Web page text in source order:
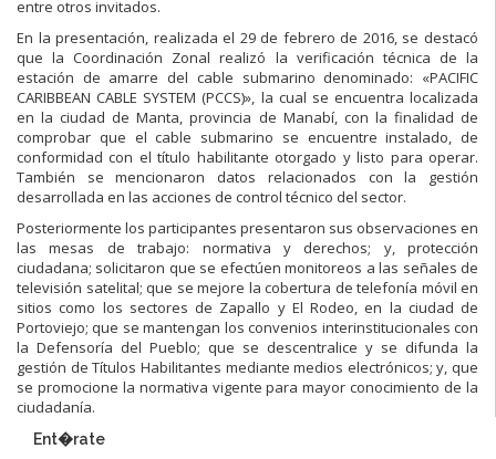
entre otros invitados.
En la presentación, realizada el 29 de febrero de 2016, se destacó
que la Coordinación Zonal realizó la verificación técnica de la
estación de amarre del cable submarino denominado: «PACIFIC
CARIBBEAN CABLE SYSTEM (PCCS)», la cual se encuentra localizada
en la ciudad de Manta, provincia de Manabí, con la finalidad de
comprobar que el cable submarino se encuentre instalado, de
conformidad con el título habilitante otorgado y listo para operar.
También se mencionaron datos relacionados con la gestión
desarrollada en las acciones de control técnico del sector.
Posteriormente los participantes presentaron sus observaciones en
las mesas de trabajo: normativa y derechos; y, protección
ciudadana; solicitaron que se efectúen monitoreos a las señales de
televisión satelital; que se mejore la cobertura de telefonía móvil en
sitios como los sectores de Zapallo y El Rodeo, en la ciudad de
Portoviejo; que se mantengan los convenios interinstitucionales con
la Defensoría del Pueblo; que se descentralice y se difunda la
gestión de Títulos Habilitantes mediante medios electrónicos; y, que
se promocione la normativa vigente para mayor conocimiento de la
ciudadanía.
Ent�rate